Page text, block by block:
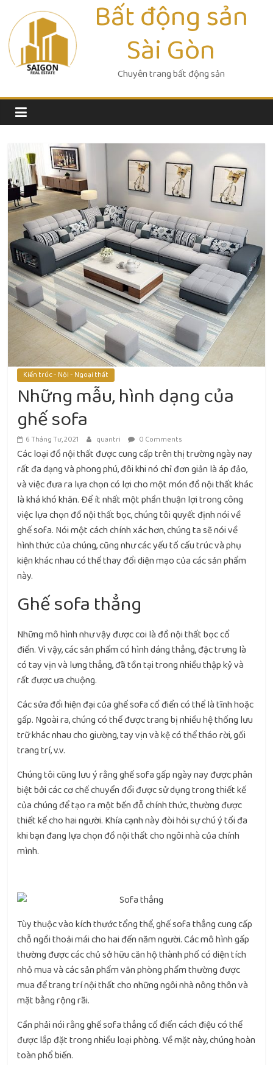
content
Bất động sản
Sài Gòn
Chuyên trang bất động sản
Kiến trúc - Nội - Ngoại thất
Những mẫu, hình dạng của
ghế sofa
6 Tháng Tư, 2021 quantri 0 Comments
Các loại đồ nội thất được cung cấp trên thị trường ngày nay
rất đa dạng và phong phú, đôi khi nó chỉ đơn giản là áp đảo,
và việc đưa ra lựa chọn có lợi cho một món đồ nội thất khác
là khá khó khăn. Để ít nhất một phần thuận lợi trong công
việc lựa chọn đồ nội thất bọc, chúng tôi quyết định nói về
ghế sofa. Nói một cách chính xác hơn, chúng ta sẽ nói về
hình thức của chúng, cũng như các yếu tố cấu trúc và phụ
kiện khác nhau có thể thay đổi diện mạo của các sản phẩm
này.
Ghế sofa thẳng
Những mô hình như vậy được coi là đồ nội thất bọc cổ
điển. Vì vậy, các sản phẩm có hình dáng thẳng, đặc trưng là
có tay vịn và lưng thẳng, đã tồn tại trong nhiều thập kỷ và
rất được ưa chuộng.
Các sửa đổi hiện đại của ghế sofa cổ điển có thể là tĩnh hoặc
gấp. Ngoài ra, chúng có thể được trang bị nhiều hệ thống lưu
trữ khác nhau cho giường, tay vịn và kệ có thể tháo rời, gối
trang trí, v.v.
Chúng tôi cũng lưu ý rằng ghế sofa gấp ngày nay được phân
biệt bởi các cơ chế chuyển đổi được sử dụng trong thiết kế
của chúng để tạo ra một bến đỗ chính thức, thường được
thiết kế cho hai người. Khía cạnh này đòi hỏi sự chú ý tối đa
khi bạn đang lựa chọn đồ nội thất cho ngôi nhà của chính
mình.
Tùy thuộc vào kích thước tổng thể, ghế sofa thẳng cung cấp
chỗ ngồi thoải mái cho hai đến năm người. Các mô hình gấp
thường được các chủ sở hữu căn hộ thành phố có diện tích
nhỏ mua và các sản phẩm văn phòng phẩm thường được
mua để trang trí nội thất cho những ngôi nhà nông thôn và
mặt bằng rộng rãi.
Cần phải nói rằng ghế sofa thẳng cổ điển cách điệu có thể
được lắp đặt trong nhiều loại phòng. Về mặt này, chúng hoàn
toàn phổ biến.